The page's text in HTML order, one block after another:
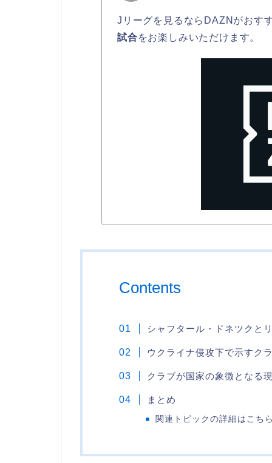
Jリーグを見るならDAZNがおす
試合をお楽しみいただけます。
Contents
シャフタール・ドネツクと
ウクライナ侵攻下で示すク
クラブが国家の象徴となる
まとめ
関連トピックの詳細はこち